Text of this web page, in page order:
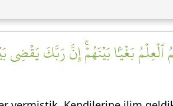
بَغۡيَۢا بَيۡنَهُمۡۚ إِنَّ رَبَّكَ يَقۡضِي